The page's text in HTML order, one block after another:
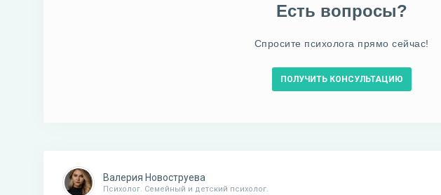
Есть вопросы?
Спросите психолога прямо сейчас!
ПОЛУЧИТЬ КОНСУЛЬТАЦИЮ
Валерия Новоструева
Психолог. Семейный и детский психолог.